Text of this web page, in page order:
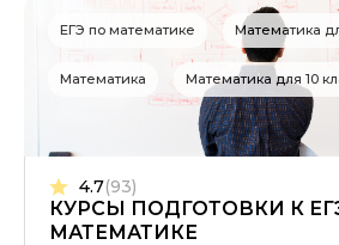
ЕГЭ по математике Математика
Математика Математика для 10
КУРСЫ ПОДГОТОВКИ К
МАТЕМАТИКЕ
4.7(93)